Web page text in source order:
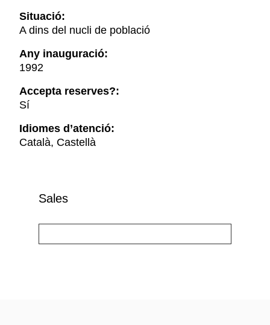
Situació:
A dins del nucli de població
Any inauguració:
1992
Accepta reserves?:
Sí
Idiomes d’atenció:
Català, Castellà
Sales